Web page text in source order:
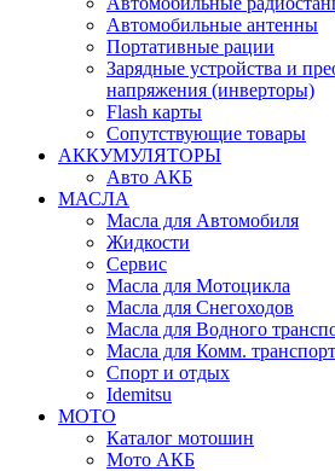
Автомобильные антенны
Портативные рации
Зарядные устройства и
напряжения (инверторы)
Flash карты
Сопутствующие товары
АККУМУЛЯТОРЫ
Авто АКБ
МАСЛА
Масла для Автомобиля
Жидкости
Сервис
Масла для Мотоцикла
Масла для Снегоходов
Масла для Водного
Масла для Комм.
Спорт и отдых
Idemitsu
МОТО
Каталог мотошин
Мото АКБ